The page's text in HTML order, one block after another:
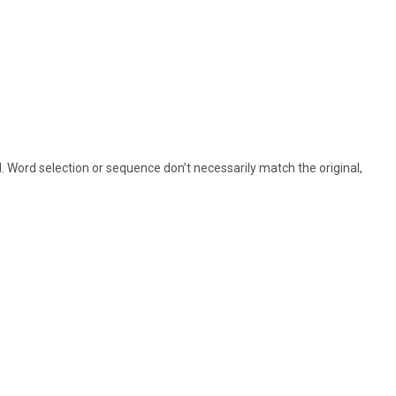
selection or sequence don’t necessarily match the original,